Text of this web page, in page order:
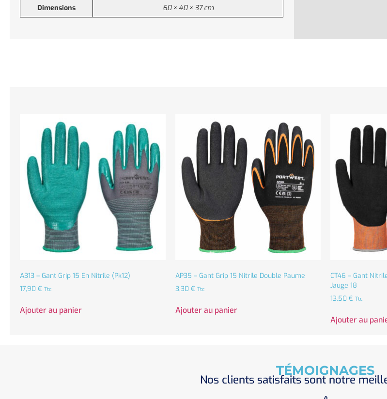
Dimensions
60 × 40 × 37 cm
A313 – Gant Grip 15 En Nitrile (Pk12)
17,90 € Ttc
Ajouter au panier
AP35 – Gant Grip 15 Nitrile Double Paume
3,30 € Ttc
Ajouter au panier
CT46 – Gant
Jauge 18
13,50 € Ttc
Ajouter au
TÉMOIGNAGES
Nos clients satisfaits sont notre